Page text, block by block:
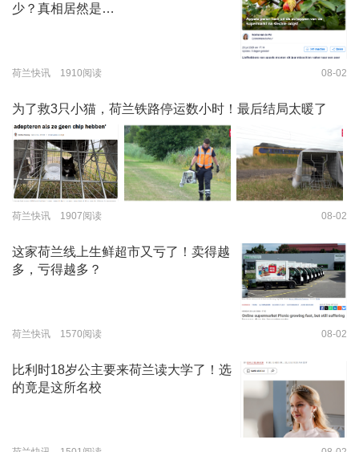
少？真相居然是…
荷兰快讯 1910阅读 08-02
为了救3只小猫，荷兰铁路停运数小时！最后结局太暖了
荷兰快讯 1907阅读 08-02
这家荷兰线上生鲜超市又亏了！卖得越
多，亏得越多？
荷兰快讯 1570阅读 08-02
比利时18岁公主要来荷兰读大学了！选
的竟是这所名校